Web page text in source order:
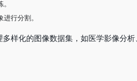
行分割。
多样化的图像数据集，如医学影像分析